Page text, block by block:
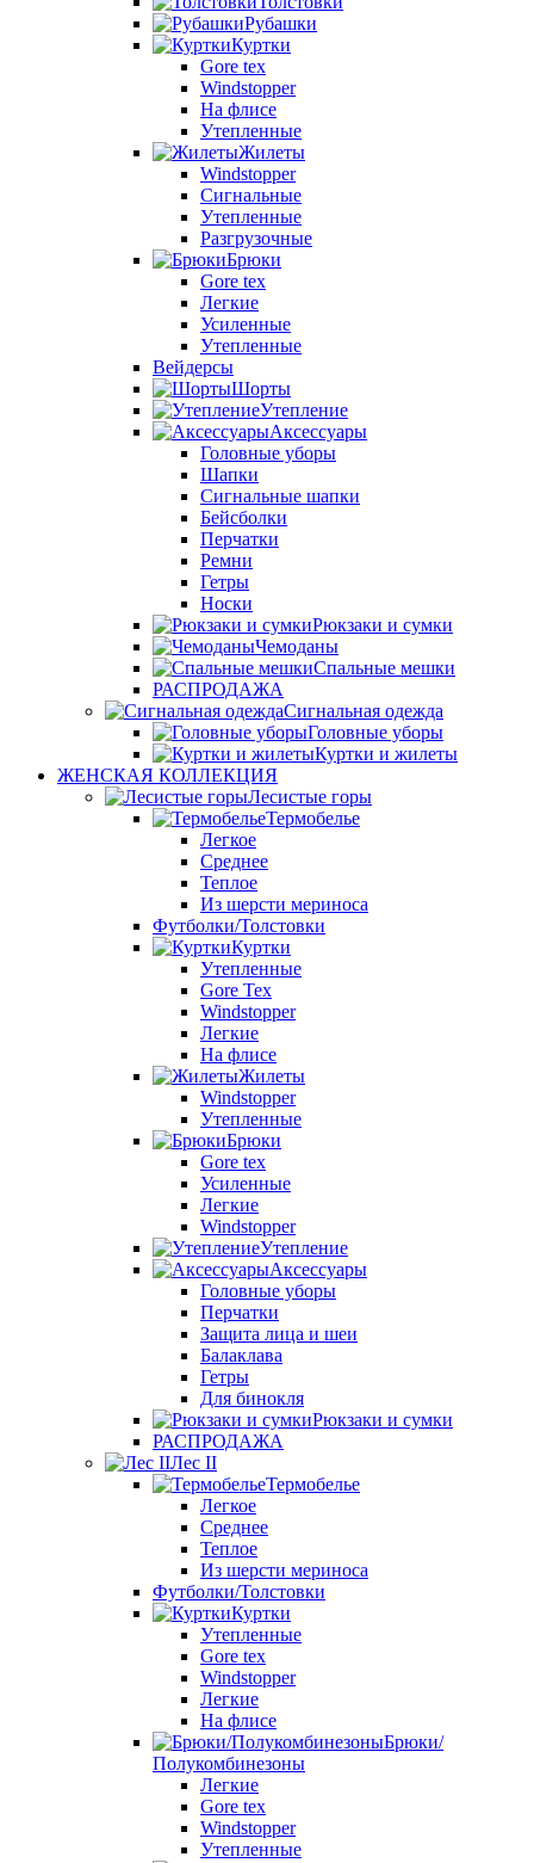
Рубашки
Куртки
Gore tex
Windstopper
На флисе
Утепленные
Жилеты
Windstopper
Сигнальные
Утепленные
Разгрузочные
Брюки
Gore tex
Легкие
Усиленные
Утепленные
Вейдерсы
Шорты
Утепление
Аксессуары
Головные уборы
Шапки
Сигнальные шапки
Бейсболки
Перчатки
Ремни
Гетры
Носки
Рюкзаки и сумки
Чемоданы
Спальные мешки
РАСПРОДАЖА
Сигнальная одежда
Головные уборы
Куртки и жилеты
ЖЕНСКАЯ КОЛЛЕКЦИЯ
Лесистые горы
Термобелье
Легкое
Среднее
Теплое
Из шерсти мериноса
Футболки/Толстовки
Куртки
Утепленные
Gore Tex
Windstopper
Легкие
На флисе
Жилеты
Windstopper
Утепленные
Брюки
Gore tex
Усиленные
Легкие
Windstopper
Утепление
Аксессуары
Головные уборы
Перчатки
Защита лица и шеи
Балаклава
Гетры
Для бинокля
Рюкзаки и сумки
РАСПРОДАЖА
Лес II
Термобелье
Легкое
Среднее
Теплое
Из шерсти мериноса
Футболки/Толстовки
Куртки
Утепленные
Gore tex
Windstopper
Легкие
На флисе
Брюки/
Полукомбинезоны
Легкие
Gore tex
Windstopper
Утепленные